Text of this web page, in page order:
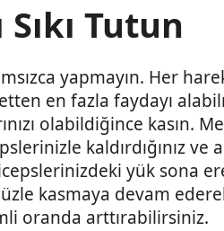
Sıkı Tutun
yapmayın. Her
en fazla faydayı
olabildiğince kasın.
kaldırdığınız ve
yük sona
kasmaya devam
oranda arttırabilirsiniz.